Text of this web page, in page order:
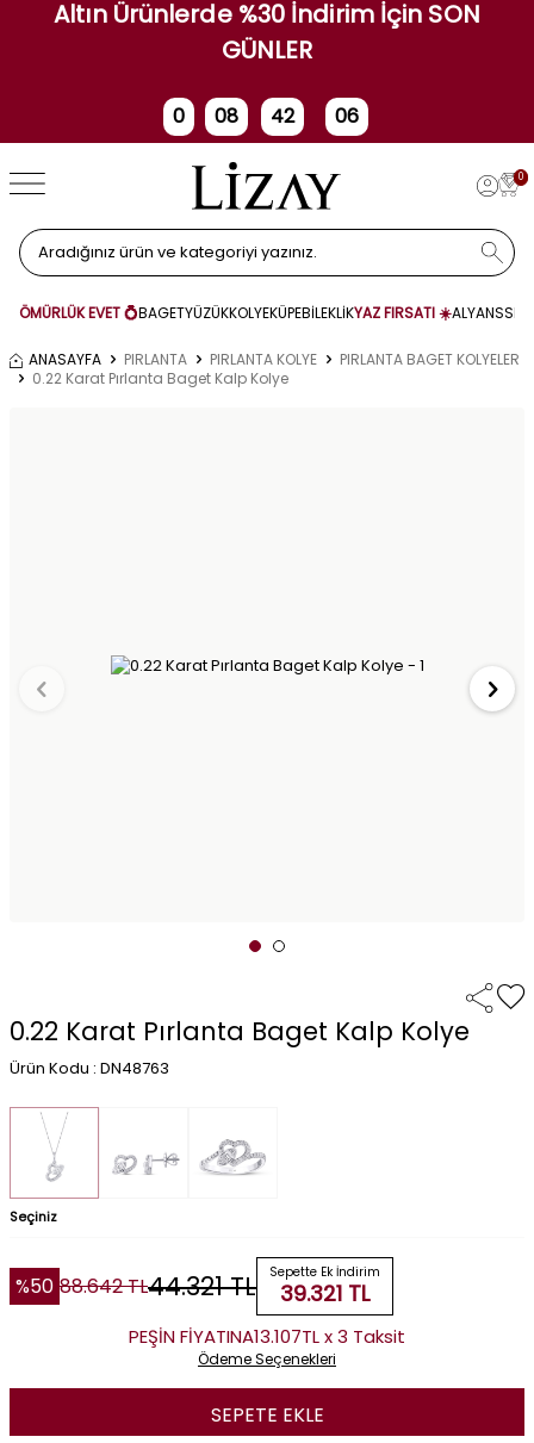
Altın Ürünlerde %30 İndirim İçin SON
GÜNLER
0
Gün
08
Saat
42 05
0
ÖMÜRLÜK EVET 💍BAGETYÜZÜKKOLYEKÜPEBİLEKLİKYAZ FIRSATI ☀️ALYANS
ANASAYFA PIRLANTA PIRLANTA KOLYE
PIRLANTA BAGET KOLYELER
0.22 Karat Pırlanta Baget Kalp Kolye
0.22 Karat Pırlanta Baget Kalp Kolye
Ürün Kodu : DN48763
Seçiniz
%50 88.642TL44.321TL Sepette Ek İndirim
39.321 TL
PEŞİN FİYATINA13.107TL x 3 Taksit
Ödeme Seçenekleri
SEPETE EKLE